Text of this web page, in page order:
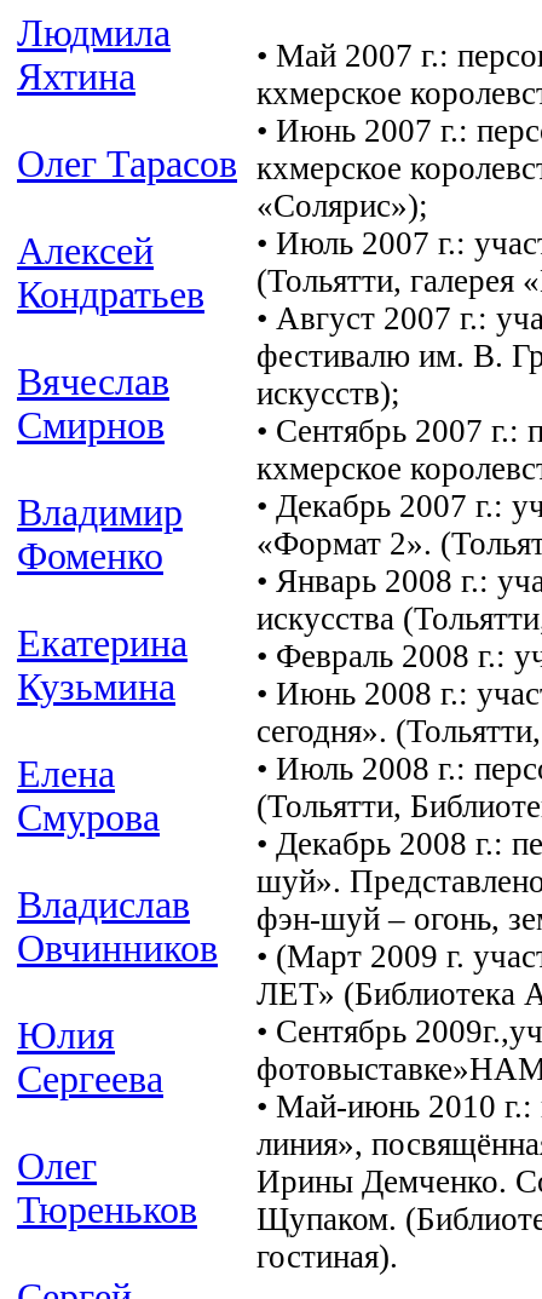
Людмила
Яхтина
Олег Тарасов
Алексей
Кондратьев
Вячеслав
Смирнов
Владимир
Фоменко
Екатерина
Кузьмина
Елена
Смурова
Владислав
Овчинников
Юлия
Сергеева
Олег
Тюреньков
• Май 2007 г.:
кхмерское
• Июнь 2007 г.:
кхмерское
«Солярис»);
• Июль 2007 г.:
(Тольятти, галерея
• Август 2007 г.:
фестивалю им. В.
искусств);
• Сентябрь 2007 г.:
кхмерское
• Декабрь 2007 г.:
«Формат 2».
• Январь 2008 г.:
искусства
• Февраль 2008 г.:
• Июнь 2008 г.:
сегодня».
• Июль 2008 г.:
(Тольятти,
• Декабрь 2008 г.:
шуй».
фэн-шуй – огонь,
• (Март 2009 г.
ЛЕТ» (Библиотека
• Сентябрь
• Май-июнь 2010 г.:
линия»,
Ирины Демченко.
Щупаком.
гостиная).